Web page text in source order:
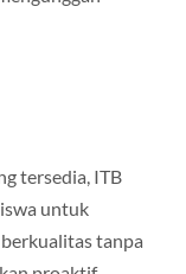
tersedia, ITB
untuk
tanpa